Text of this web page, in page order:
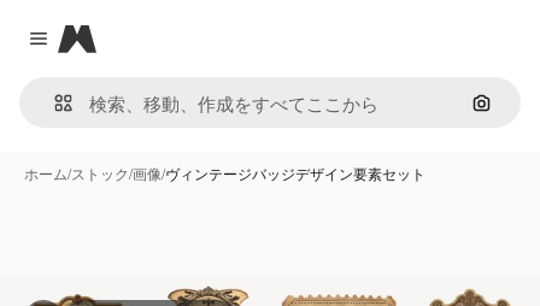
Close menu
Magnific
画像で
ホーム/ストック/画像/ヴィンテージバッジデザイン要素セット